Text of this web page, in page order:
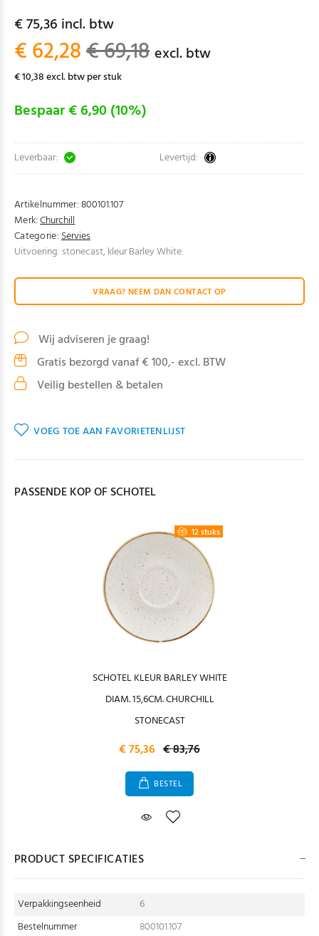
€ 75,36 incl. btw
€ 62,28€ 69,18 excl. btw
€ 10,38 excl. btw per stuk
Bespaar € 6,90 (10%)
Leverbaar: Levertijd:
Artikelnummer:800101.107
Merk:Churchill
Categorie:Servies
Uitvoering: stonecast, kleur Barley White.
VRAAG? NEEM DAN CONTACT OP
Wij adviseren je graag!
Gratis bezorgd vanaf € 100,- excl. BTW
Veilig bestellen & betalen
VOEG TOE AAN FAVORIETENLIJST
PASSENDE KOP OF SCHOTEL
12 stuks
SCHOTEL KLEUR BARLEY WHITE
DIAM. 15,6CM. CHURCHILL
STONECAST
€ 75,36 € 83,76
BESTEL
PRODUCT SPECIFICATIES
Verpakkingseenheid
6
Bestelnummer
800101.107